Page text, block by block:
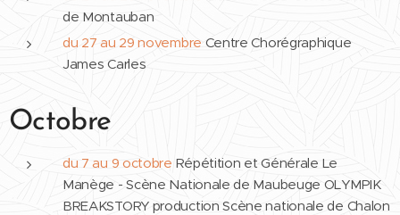
de Montauban
du 27 au 29 novembre Centre Chorégraphique
James Carles
Octobre
du 7 au 9 octobre Répétition et Générale Le
Manège - Scène Nationale de Maubeuge OLYMPIK
BREAKSTORY production Scène nationale de Chalon